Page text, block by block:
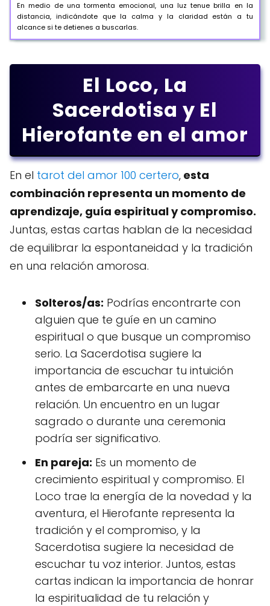
En medio de una tormenta emocional, una luz tenue brilla en la
distancia, indicándote que la calma y la claridad están a tu
alcance si te detienes a buscarlas.
El Loco, La
Sacerdotisa y El
Hierofante en el amor
En el tarot del amor 100 certero, esta
combinación representa un momento de
aprendizaje, guía espiritual y compromiso.
Juntas, estas cartas hablan de la necesidad
de equilibrar la espontaneidad y la tradición
en una relación amorosa.
Solteros/as: Podrías encontrarte con
alguien que te guíe en un camino
espiritual o que busque un compromiso
serio. La Sacerdotisa sugiere la
importancia de escuchar tu intuición
antes de embarcarte en una nueva
relación. Un encuentro en un lugar
sagrado o durante una ceremonia
podría ser significativo.
En pareja: Es un momento de
crecimiento espiritual y compromiso. El
Loco trae la energía de la novedad y la
aventura, el Hierofante representa la
tradición y el compromiso, y la
Sacerdotisa sugiere la necesidad de
escuchar tu voz interior. Juntos, estas
cartas indican la importancia de honrar
la espiritualidad de tu relación y